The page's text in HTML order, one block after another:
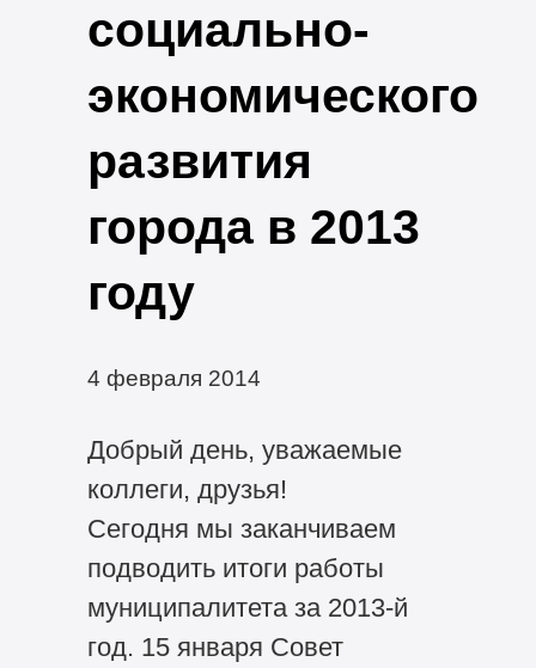
социально-
экономического
развития
города в 2013
году
4 февраля 2014
Добрый день, уважаемые
коллеги, друзья!
Сегодня мы заканчиваем
подводить итоги работы
муниципалитета за 2013-й
год. 15 января Совет